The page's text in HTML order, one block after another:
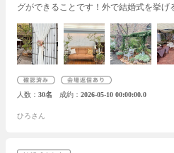
グができることです！外で結婚式を挙げ
で、同じ時間帯に式をあげる人がおらず
ても魅力的でした。費用やプランに関し
私がキャンセルポリシーや持ち込みに関
いうようなシックだったり、ゴージャス
は向いていないと思いますが、来てくれ
はないかと思います！
人数 30名 成約 2026-05-10 00:00:00.0
ひろさん